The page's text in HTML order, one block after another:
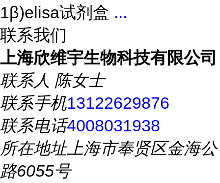
1β)elisa试剂盒 ...
联系我们
上海欣维宇生物科技有限公司
联系人 陈女士
联系手机13122629876
联系电话4008031938
所在地址上海市奉贤区金海公
路6055号